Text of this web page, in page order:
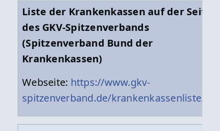
Liste der Krankenkassen auf der Seite
des GKV-Spitzenverbands
(Spitzenverband Bund der
Krankenkassen)
Webseite: https://www.gkv-
spitzenverband.de/krankenkassenliste.pdf